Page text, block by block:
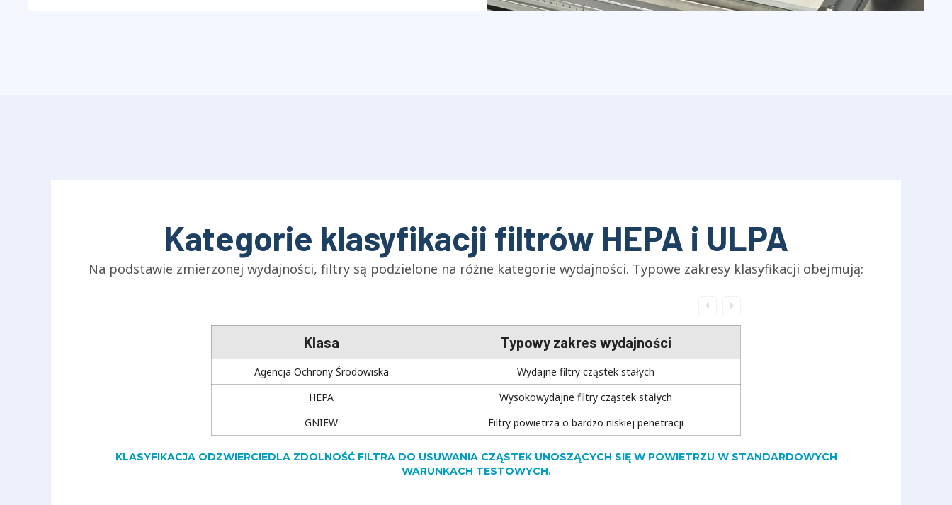
Kategorie klasyfikacji filtrów HEPA i ULPA
Na podstawie zmierzonej wydajności, filtry są podzielone na różne kategorie wydajności. Typowe zakresy klasyfikacji obejmują:
Klasa Typowy zakres wydajności
Agencja Ochrony Środowiska
Wydajne filtry cząstek stałych
HEPA
Wysokowydajne filtry cząstek stałych
GNIEW
Filtry powietrza o bardzo niskiej penetracji
KLASYFIKACJA ODZWIERCIEDLA ZDOLNOŚĆ FILTRA DO USUWANIA CZĄSTEK UNOSZĄCYCH SIĘ W POWIETRZU W STANDARDOWYCH
WARUNKACH TESTOWYCH.